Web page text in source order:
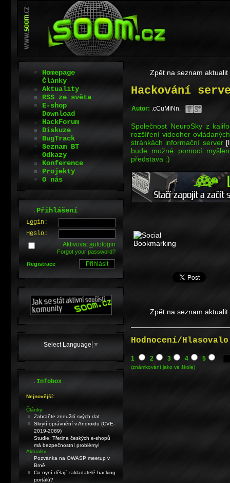
Zpět na seznam aktualit
Hackování
Autor: .cCuMiNn.
Společnost NeuroSky z
rozšíření videoher
stránkách informační server
bude možné pomocí
představa :)
Zpět na seznam aktualit
Hodnocení/
1 2 3 4 5
(známkování jako ve škole)
Homepage
Články
Aktuality
RSS ze světa
E-shop
Download
HackForum
Diskuze
BugTrack
Seznam BT
Odkazy
Konference
Projekty
O nás
.Přihlášení
Login:
Heslo:
Aktivovatautologin
Forgot your password?
Registrace
Select Language ▼
.Infobox
Nejnovější:
Články:
Zabraňte zneužití svých dat
Skrytí oprávnění v Androidu (CVE-
2019-2089)
Studie: Třetina českých e-shopů
má bezpečnostní problémy!
Aktuality:
Pozvánka na OWASP meetup v
Brně
Co nyní dělají zakladatelé hacking
portálů?